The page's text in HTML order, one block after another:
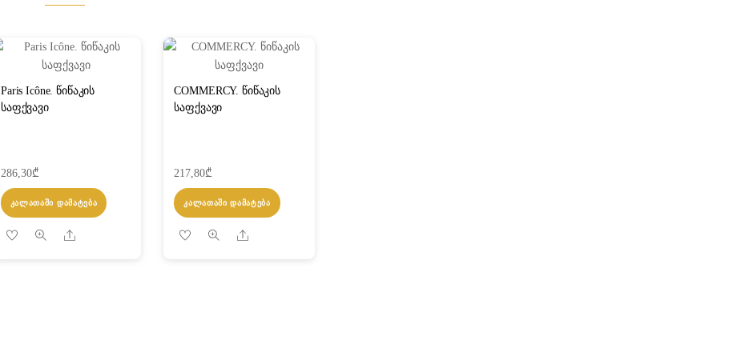
Paris Icône. წიწაკის
საფქვავი
286,30₾
ᲙᲐᲚᲐᲗᲐᲨᲘ ᲓᲐᲛᲐᲢᲔᲑᲐ
Share
COMMERCY. წიწაკის
საფქვავი
217,80₾
ᲙᲐᲚᲐᲗᲐᲨᲘ ᲓᲐᲛᲐᲢᲔᲑᲐ
Share